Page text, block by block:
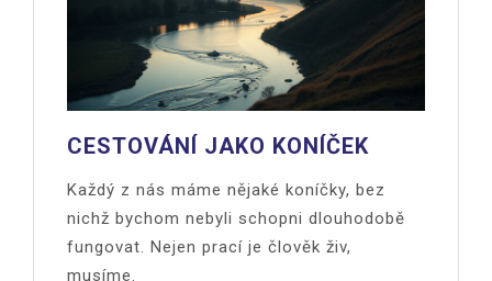
CESTOVÁNÍ JAKO KONÍČEK
Každý z nás máme nějaké koníčky, bez
nichž bychom nebyli schopni dlouhodobě
fungovat. Nejen prací je člověk živ,
musíme.